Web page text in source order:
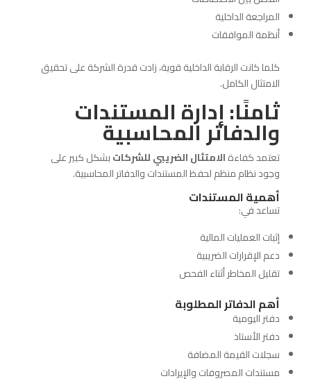
المراجعة الداخلية
أنظمة الموافقات
كلما كانت الرقابة الداخلية قوية، زادت قدرة الشركة على تحقيق
الامتثال الكامل.
ثامنًا: إدارة المستندات
والدفاتر المحاسبية
تعتمد كفاءةالامتثال الضريبي للشركاتبشكل كبير على
وجود نظام منظم لحفظ المستندات والدفاتر المحاسبية.
أهمية المستندات
تساعد في:
إثبات العمليات المالية
دعم الإقرارات الضريبية
تقليل المخاطر أثناء الفحص
أهم الدفاتر المطلوبة
دفتر اليومية
دفتر الأستاذ
سجلات القيمة المضافة
مستندات المصروفات والإيرادات